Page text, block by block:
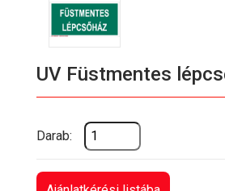
UV Füstmentes
Darab: